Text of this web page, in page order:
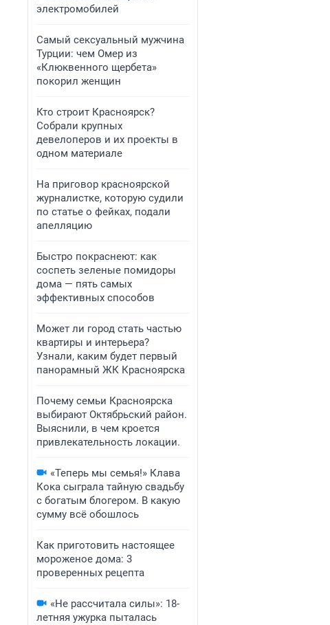
электромобилей
Самый сексуальный мужчина
Турции: чем Омер из
«Клюквенного щербета»
покорил женщин
Кто строит Красноярск?
Собрали крупных
девелоперов и их проекты в
одном материале
На приговор красноярской
журналистке, которую судили
по статье о фейках, подали
апелляцию
Быстро покраснеют: как
соспеть зеленые помидоры
дома — пять самых
эффективных способов
Может ли город стать частью
квартиры и интерьера?
Узнали, каким будет первый
панорамный ЖК Красноярска
Почему семьи Красноярска
выбирают Октябрьский район.
Выяснили, в чем кроется
привлекательность локации.
«Теперь мы семья!» Клава
Кока сыграла тайную свадьбу
с богатым блогером. В какую
сумму всё обошлось
Как приготовить настоящее
мороженое дома: 3
проверенных рецепта
«Не рассчитала силы»: 18-
летняя ужурка пыталась